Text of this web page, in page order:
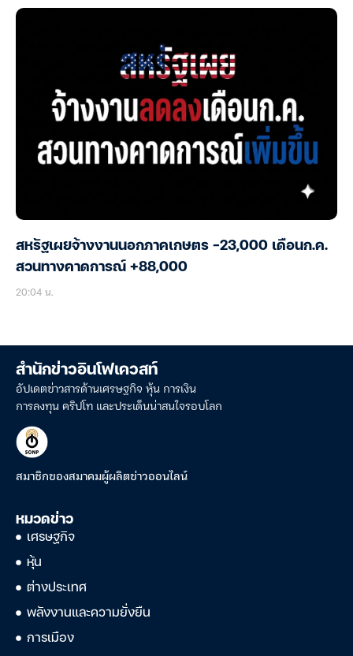
สหรัฐเผยจ้างงานนอกภาคเกษตร -23,000 เดือนก.ค.
สวนทางคาดการณ์ +88,000
20:04 น.
สำนักข่าวอินโฟเควสท์
อัปเดตข่าวสารด้านเศรษฐกิจ หุ้น การเงิน
การลงทุน คริปโท และประเด็นน่าสนใจรอบโลก
สมาชิกของสมาคมผู้ผลิตข่าวออนไลน์
หมวดข่าว
เศรษฐกิจ
หุ้น
ต่างประเทศ
พลังงานและความยั่งยืน
การเมือง